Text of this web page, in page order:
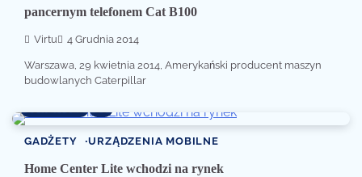
pancernym telefonem Cat B100
Virtu 4 Grudnia 2014
Warszawa, 29 kwietnia 2014, Amerykański producent maszyn
budowlanych Caterpillar
GADŻETY URZĄDZENIA MOBILNE
Home Center Lite wchodzi na rynek